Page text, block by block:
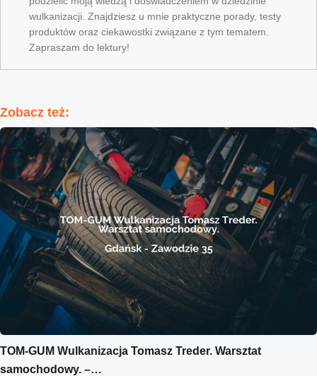
wulkanizacji. Znajdziesz u mnie praktyczne porady, testy
produktów oraz ciekawostki związane z tym tematem.
Zapraszam do lektury!
Zobacz też:
TOM-GUM Wulkanizacja Tomasz Treder. Warsztat
samochodowy. –…